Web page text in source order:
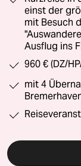
einst der
mit Besuch
Ausflug ins
960 € (DZ/
mit 4